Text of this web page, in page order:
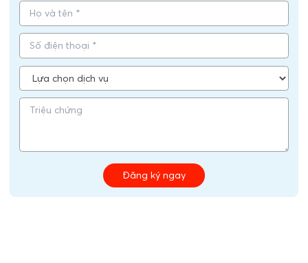
Đăng ký ngay